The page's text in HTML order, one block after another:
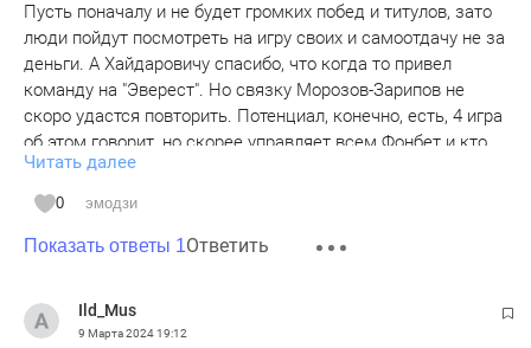
Пусть поначалу и не будет громких побед и титулов, зато
люди пойдут посмотреть на игру своих и самоотдачу не за
деньги. А Хайдаровичу спасибо, что когда то привел
команду на "Эверест". Но связку Морозов-Зарипов не
скоро удастся повторить. Потенциал, конечно, есть, 4 игра
об этом говорит, но скорее управляет всем Фонбет и кто
"наварился" на вылете ЦСКА и АБ когда-то узнаем. А
ребятам, которые действительно хотят играть и играют за
получится.
Читать далее
0 эмодзи
Показать ответы 1Ответить
Ild_Mus
9 Марта 202419:12